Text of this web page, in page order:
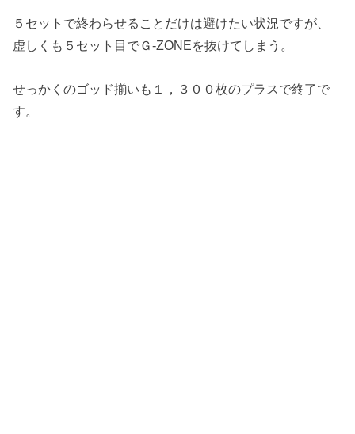
５セットで終わらせることだけは避けたい状況ですが、
虚しくも５セット目でＧ-ZONEを抜けてしまう。
せっかくのゴッド揃いも１，３００枚のプラスで終了で
す。